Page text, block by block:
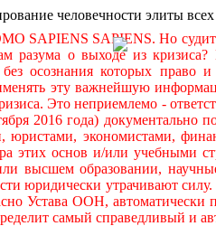
человечности элиты
SAPIENS SAPIENS. Но
разума о выходе из
осознания которых право
эту важнейшую
Это неприемлемо -
2016 года)
юристами, экономистами,
этих основ и/или учебными
высшем образовании,
юридически утрачивают
Устава ООН,
самый справедливый и